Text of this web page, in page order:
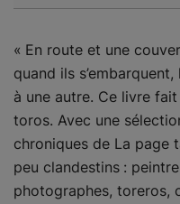
« En route et une
quand ils
à une autre. Ce livre
toros. Avec une
chroniques de La page
peu clandestins :
photographes, toreros,